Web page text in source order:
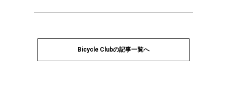
Bicycle Clubの記事一覧へ